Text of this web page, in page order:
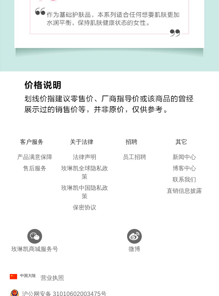
客户服务
产品满意保障
售后服务
关于法律
法律声明
玫琳凯全球隐私政
策
玫琳凯中国隐私政
策
保密协议
招聘
员工招聘
其它
新闻中心
博客中心
联系我们
直销信息披露
玫琳凯商城服务号 微博
中国大陆 营业执照
沪公网安备 31010602003475号